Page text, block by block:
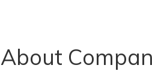
About